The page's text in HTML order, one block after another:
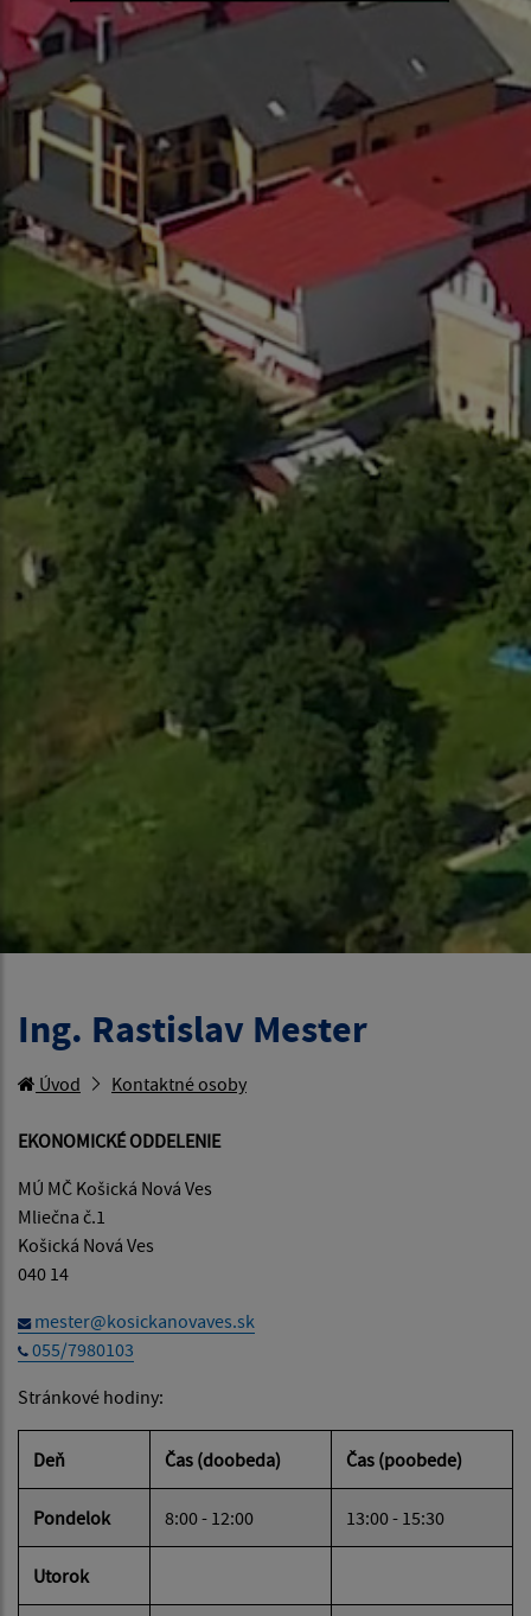
Ing. Rastislav Mester
Úvod Kontaktné osoby
EKONOMICKÉ ODDELENIE
MÚ MČ Košická Nová Ves
Mliečna č.1
Košická Nová Ves
040 14
mester@kosickanovaves.sk
055/7980103
Stránkové hodiny:
Deň Čas (doobeda) Čas (poobede)
Pondelok 8:00 - 12:00 13:00 - 15:30
Utorok